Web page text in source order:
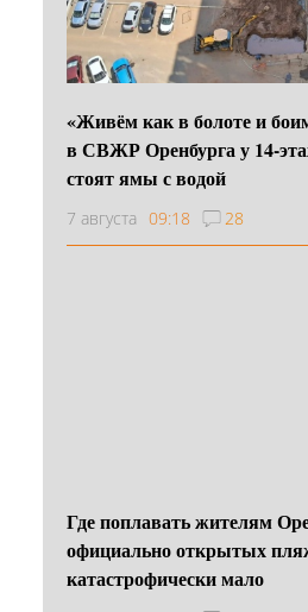
«Живём как в болоте и
в СВЖР Оренбурга у 14-
стоят ямы с водой
7 августа 09:18 28
Где поплавать жителям
официально открытых
катастрофически мало